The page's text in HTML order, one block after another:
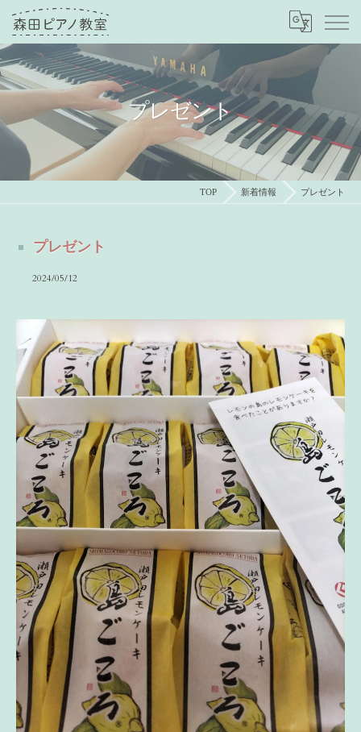
プレゼント
TOP 新着情報 プレゼント
プレゼント
2024/05/12